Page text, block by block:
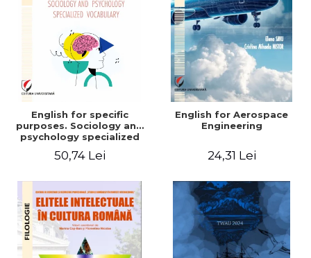
English for specific
purposes. Sociology and
psychology specialized
50,74 Lei
English for Aerospace
Engineering
24,31 Lei